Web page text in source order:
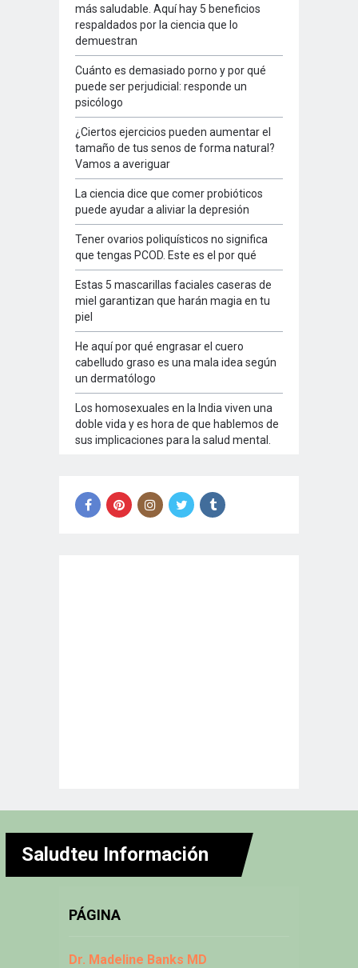
más saludable. Aquí hay 5 beneficios
respaldados por la ciencia que lo
demuestran
Cuánto es demasiado porno y por qué
puede ser perjudicial: responde un
psicólogo
¿Ciertos ejercicios pueden aumentar el
tamaño de tus senos de forma natural?
Vamos a averiguar
La ciencia dice que comer probióticos
puede ayudar a aliviar la depresión
Tener ovarios poliquísticos no significa
que tengas PCOD. Este es el por qué
Estas 5 mascarillas faciales caseras de
miel garantizan que harán magia en tu
piel
He aquí por qué engrasar el cuero
cabelludo graso es una mala idea según
un dermatólogo
Los homosexuales en la India viven una
doble vida y es hora de que hablemos de
sus implicaciones para la salud mental.
Saludteu Información
PÁGINA
Dr. Madeline Banks MD